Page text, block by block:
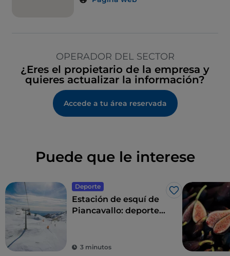
OPERADOR DEL SECTOR
¿Eres el propietario de la empresa y
quieres actualizar la información?
Accede a tu área reservada
Puede que le interese
Deporte
Me gusta
Estación de esquí de
Piancavallo: deportes
3 minutos